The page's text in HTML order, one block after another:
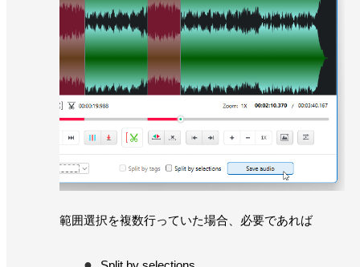
範囲選択を複数行っていた場合、必要であれば